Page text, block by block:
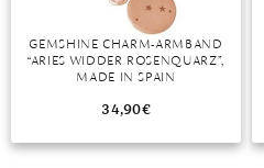
GEMSHINE CHARM-ARMBAND
“ARIES WIDDER ROSENQUARZ”,
MADE IN SPAIN
34,90€